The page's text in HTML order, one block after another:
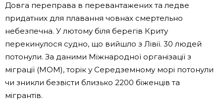
Довга переправа в перевантажених та ледве
придатних для плавання човнах смертельно
небезпечна. У лютому біля берегів Криту
перекинулося судно, що вийшло з Лівії. 30 людей
потонули. За даними Міжнародної організації з
міграції (МОМ), торік у Середземному морі потонули
чи зникли безвісти близько 2200 біженців та
мігрантів.